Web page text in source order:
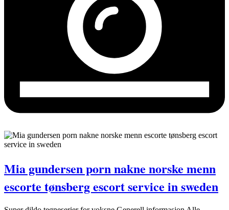
Mia gundersen porn nakne norske menn
escorte tønsberg escort service in sweden